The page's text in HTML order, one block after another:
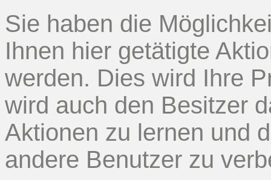
Sie haben die
Ihnen hier getätigte
werden. Dies wird Ihre
wird auch den Besitzer
Aktionen zu lernen und
andere Benutzer zu